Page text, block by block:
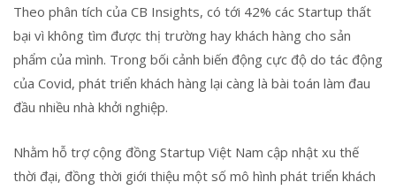
Theo phân tích của CB Insights, có tới 42% các Startup thất
bại vì không tìm được thị trường hay khách hàng cho sản
phẩm của mình. Trong bối cảnh biến động cực độ do tác động
của Covid, phát triển khách hàng lại càng là bài toán làm đau
đầu nhiều nhà khởi nghiệp.
Nhằm hỗ trợ cộng đồng Startup Việt Nam cập nhật xu thế
thời đại, đồng thời giới thiệu một số mô hình phát triển khách